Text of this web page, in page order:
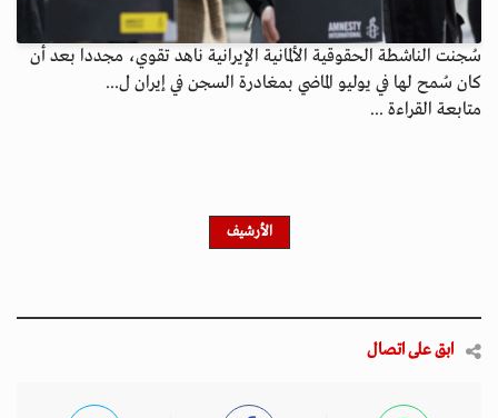
سُجنت الناشطة الحقوقية الألمانية الإيرانية ناهد تقوي، مجددا بعد أن
كان سُمح لها في يوليو الماضي بمغادرة السجن في إيران ل...
متابعة القراءة ...
الأرشيف
ابق على اتصال